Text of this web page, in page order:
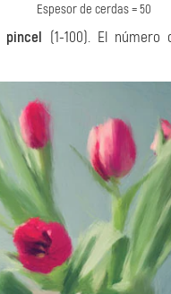
Espesor de cerdas = 50
pincel (1-100). El